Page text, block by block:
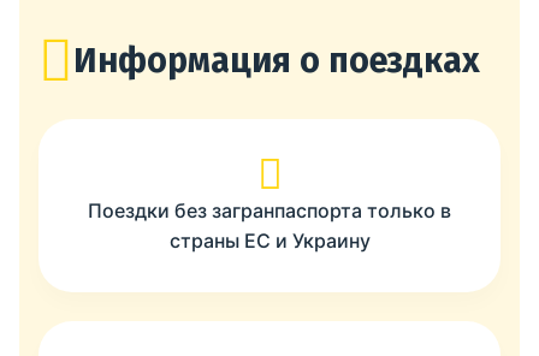
Информация о поездках
Поездки без загранпаспорта только в
страны ЕС и Украину